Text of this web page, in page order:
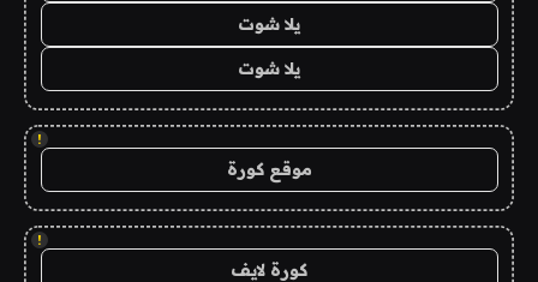
يلا شوت
يلا شوت
!
موقع كورة
!
كورة لايف